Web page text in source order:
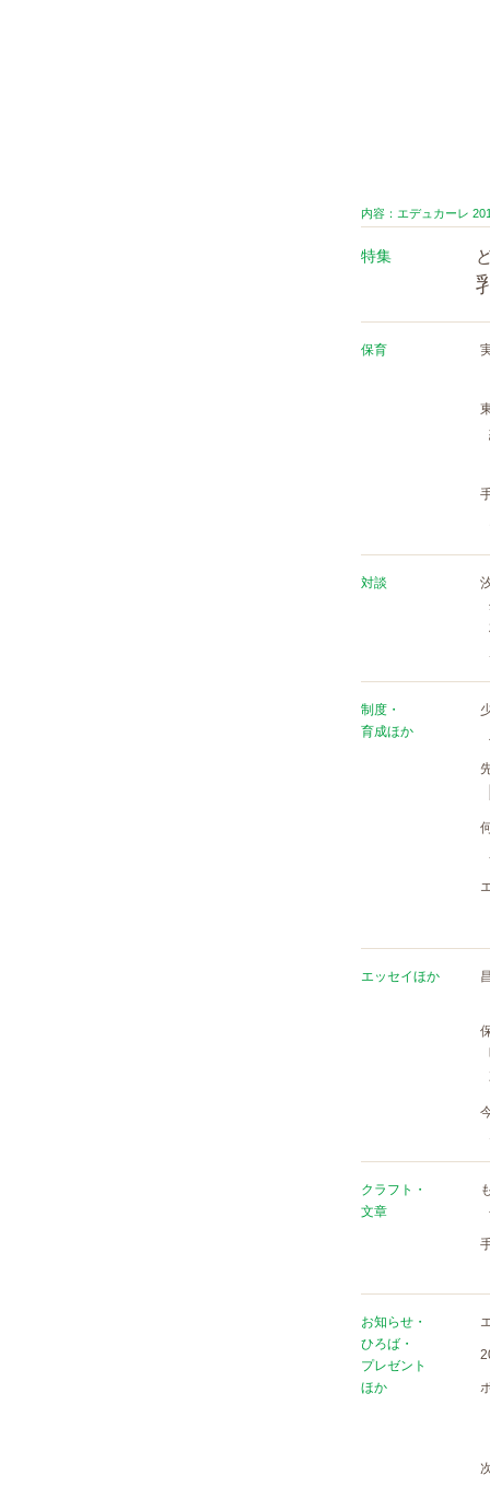
内容：エデュカーレ
特集
保育
対談
制度・
育成ほか
エッセイほか
クラフト・
文章
お知らせ・
ひろば・
プレゼント
ほか